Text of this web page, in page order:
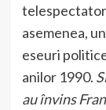
asemenea,
eseuri
anilor 1990.
au învins